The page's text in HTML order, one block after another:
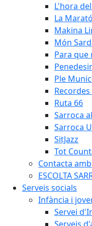
L'hora
La
Makina
Món
Para que
Ple
Recordes
Ruta 66
Sarroca
Sarroca
SitJazz
Tot
Contacta
ESCOLTA
Serveis socials
Infància i
Servei